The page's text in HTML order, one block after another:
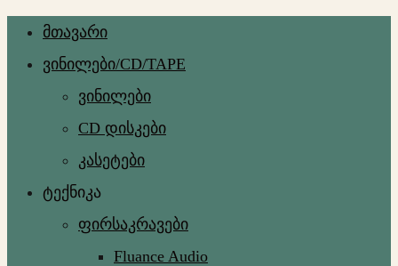
მთავარი
ვინილები/CD/TAPE
ვინილები
CD დისკები
კასეტები
ტექნიკა
ფირსაკრავები
Fluance Audio